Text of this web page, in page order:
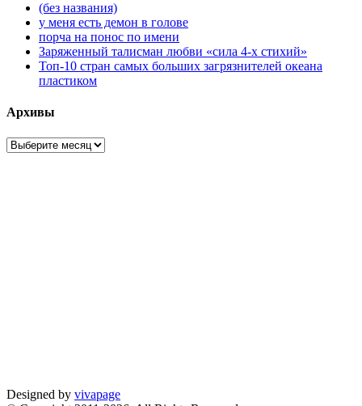
(без названия)
у меня есть демон в голове
порча на понос по имени
Заряженный талисман любви «сила 4-х стихий»
Топ-10 стран самых больших загрязнителей океана
пластиком
Архивы
Архивы
Designed by vivapage